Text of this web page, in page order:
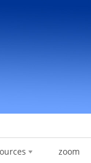
zoom